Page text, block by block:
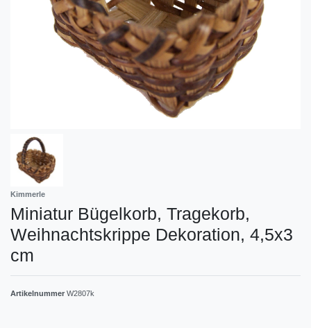
Kimmerle
Miniatur Bügelkorb, Tragekorb,
Weihnachtskrippe Dekoration, 4,5x3
cm
Artikelnummer W2807k